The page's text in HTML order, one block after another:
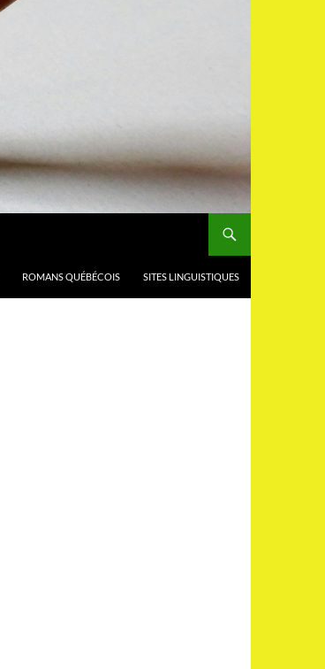
ROMANS QUÉBÉCOIS SITES LINGUISTIQUES